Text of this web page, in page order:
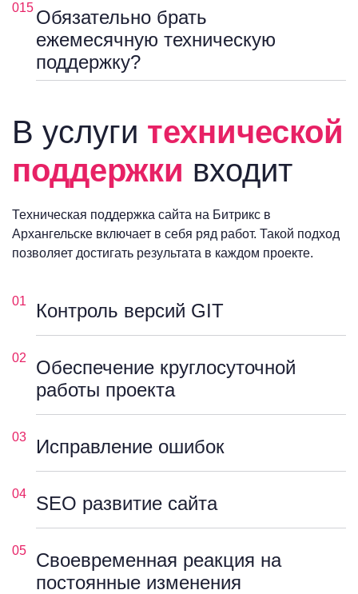
015 Обязательно брать
ежемесячную техническую
поддержку?
В услуги технической
поддержки входит
Техническая поддержка сайта на Битрикс в
Архангельске включает в себя ряд работ. Такой подход
позволяет достигать результата в каждом проекте.
01 Контроль версий GIT
02
Обеспечение круглосуточной
работы проекта
03 Исправление ошибок
04 SEO развитие сайта
05
Своевременная реакция на
постоянные изменения